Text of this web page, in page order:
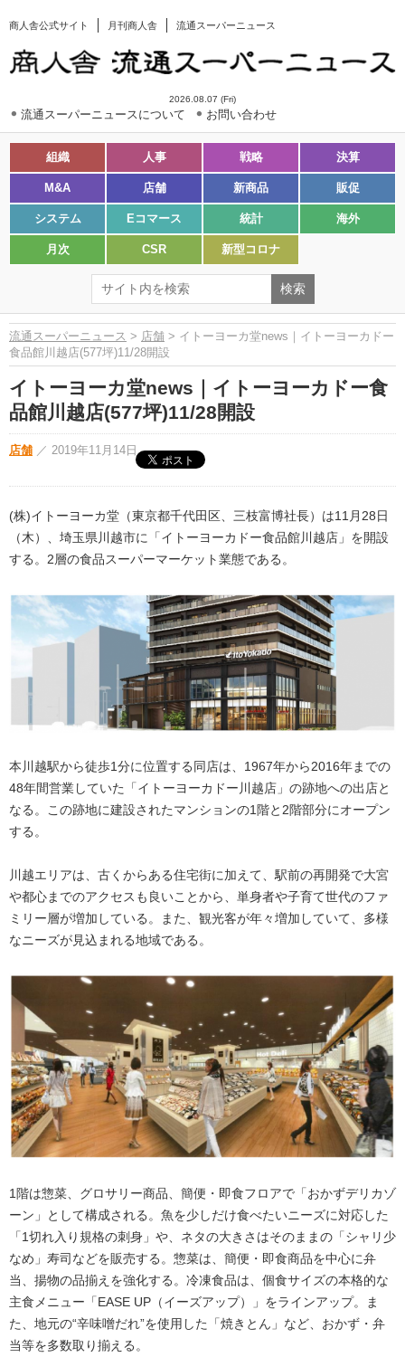
商人舎公式サイト 月刊商人舎 流通スーパーニュース
2026.08.07 (Fri)
流通スーパーニュースについて お問い合わせ
組織 人事 戦略 決算
M&A 店舗 新商品 販促
システム Eコマース 統計 海外
月次 CSR 新型コロナ
流通スーパーニュース > 店舗 > イトーヨーカ堂news｜イトーヨーカドー
食品館川越店(577坪)11/28開設
イトーヨーカ堂news｜イトーヨーカドー食
品館川越店(577坪)11/28開設
店舗 ／ 2019年11月14日
(株)イトーヨーカ堂（東京都千代田区、三枝富博社長）は11月28日
（木）、埼玉県川越市に「イトーヨーカドー食品館川越店」を開設
する。2層の食品スーパーマーケット業態である。
本川越駅から徒歩1分に位置する同店は、1967年から2016年までの
48年間営業していた「イトーヨーカドー川越店」の跡地への出店と
なる。この跡地に建設されたマンションの1階と2階部分にオープン
する。
川越エリアは、古くからある住宅街に加えて、駅前の再開発で大宮
や都心までのアクセスも良いことから、単身者や子育て世代のファ
ミリー層が増加している。また、観光客が年々増加していて、多様
なニーズが見込まれる地域である。
1階は惣菜、グロサリー商品、簡便・即食フロアで「おかずデリカゾ
ーン」として構成される。魚を少しだけ食べたいニーズに対応した
「1切れ入り規格の刺身」や、ネタの大きさはそのままの「シャリ少
なめ」寿司などを販売する。惣菜は、簡便・即食商品を中心に弁
当、揚物の品揃えを強化する。冷凍食品は、個食サイズの本格的な
主食メニュー「EASE UP（イーズアップ）」をラインアップ。ま
た、地元の“辛味噌だれ”を使用した「焼きとん」など、おかず・弁
当等を多数取り揃える。